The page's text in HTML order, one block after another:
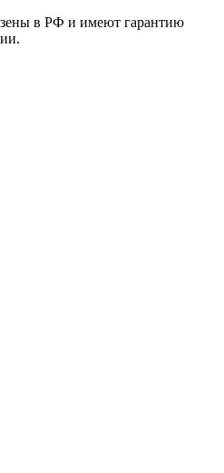
в РФ и имеют гарантию